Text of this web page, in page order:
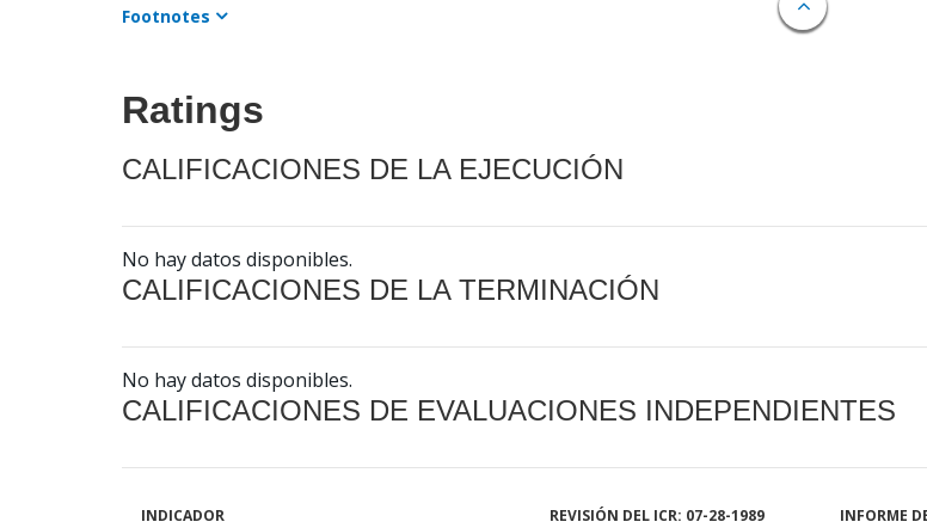
Footnotes
Ratings
CALIFICACIONES DE LA EJECUCIÓN
No hay datos disponibles.
CALIFICACIONES DE LA TERMINACIÓN
No hay datos disponibles.
CALIFICACIONES DE EVALUACIONES INDEPENDIENTES
INDICADOR REVISIÓN DEL ICR: 07-28-1989 INFORME